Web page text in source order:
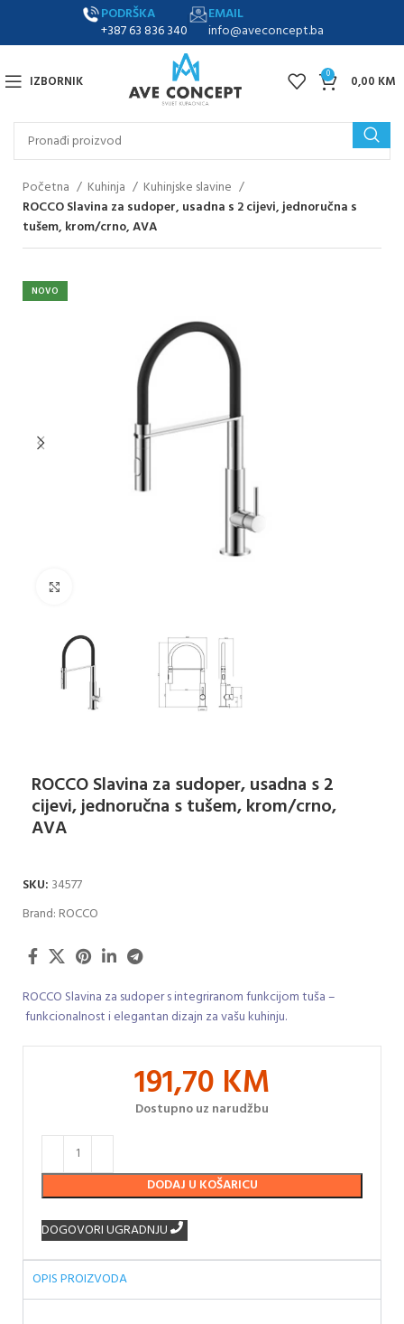
PODRŠKA
+387 63 836 340
EMAIL
info@aveconcept.ba
IZBORNIK 0 0,00 KM
Početna Kuhinja
Kuhinjske slavine
ROCCO Slavina za sudoper, usadna s 2 cijevi, jednoručna s
tušem, krom/crno, AVA
NOVO
ROCCO Slavina za sudoper, usadna s 2
cijevi, jednoručna s tušem, krom/crno,
AVA
SKU: 34577
Brand: ROCCO
ROCCO Slavina za sudoper s integriranom funkcijom tuša –
funkcionalnost i elegantan dizajn za vašu kuhinju.
191,70 KM
Dostupno uz narudžbu
DODAJ U KOŠARICU
DOGOVORI UGRADNJU
OPIS PROIZVODA